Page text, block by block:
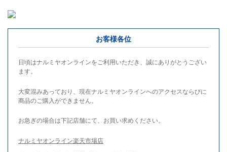
お客様各位
日頃はナルミヤオンラインをご利用いただき、誠にありがとうござい
ます。
大変混みあっており、現在ナルミヤオンラインへのアクセスならびに
商品のご購入ができません。
お急ぎの場合は下記店舗にて、お買い求めください。
ナルミヤオンライン楽天市場店